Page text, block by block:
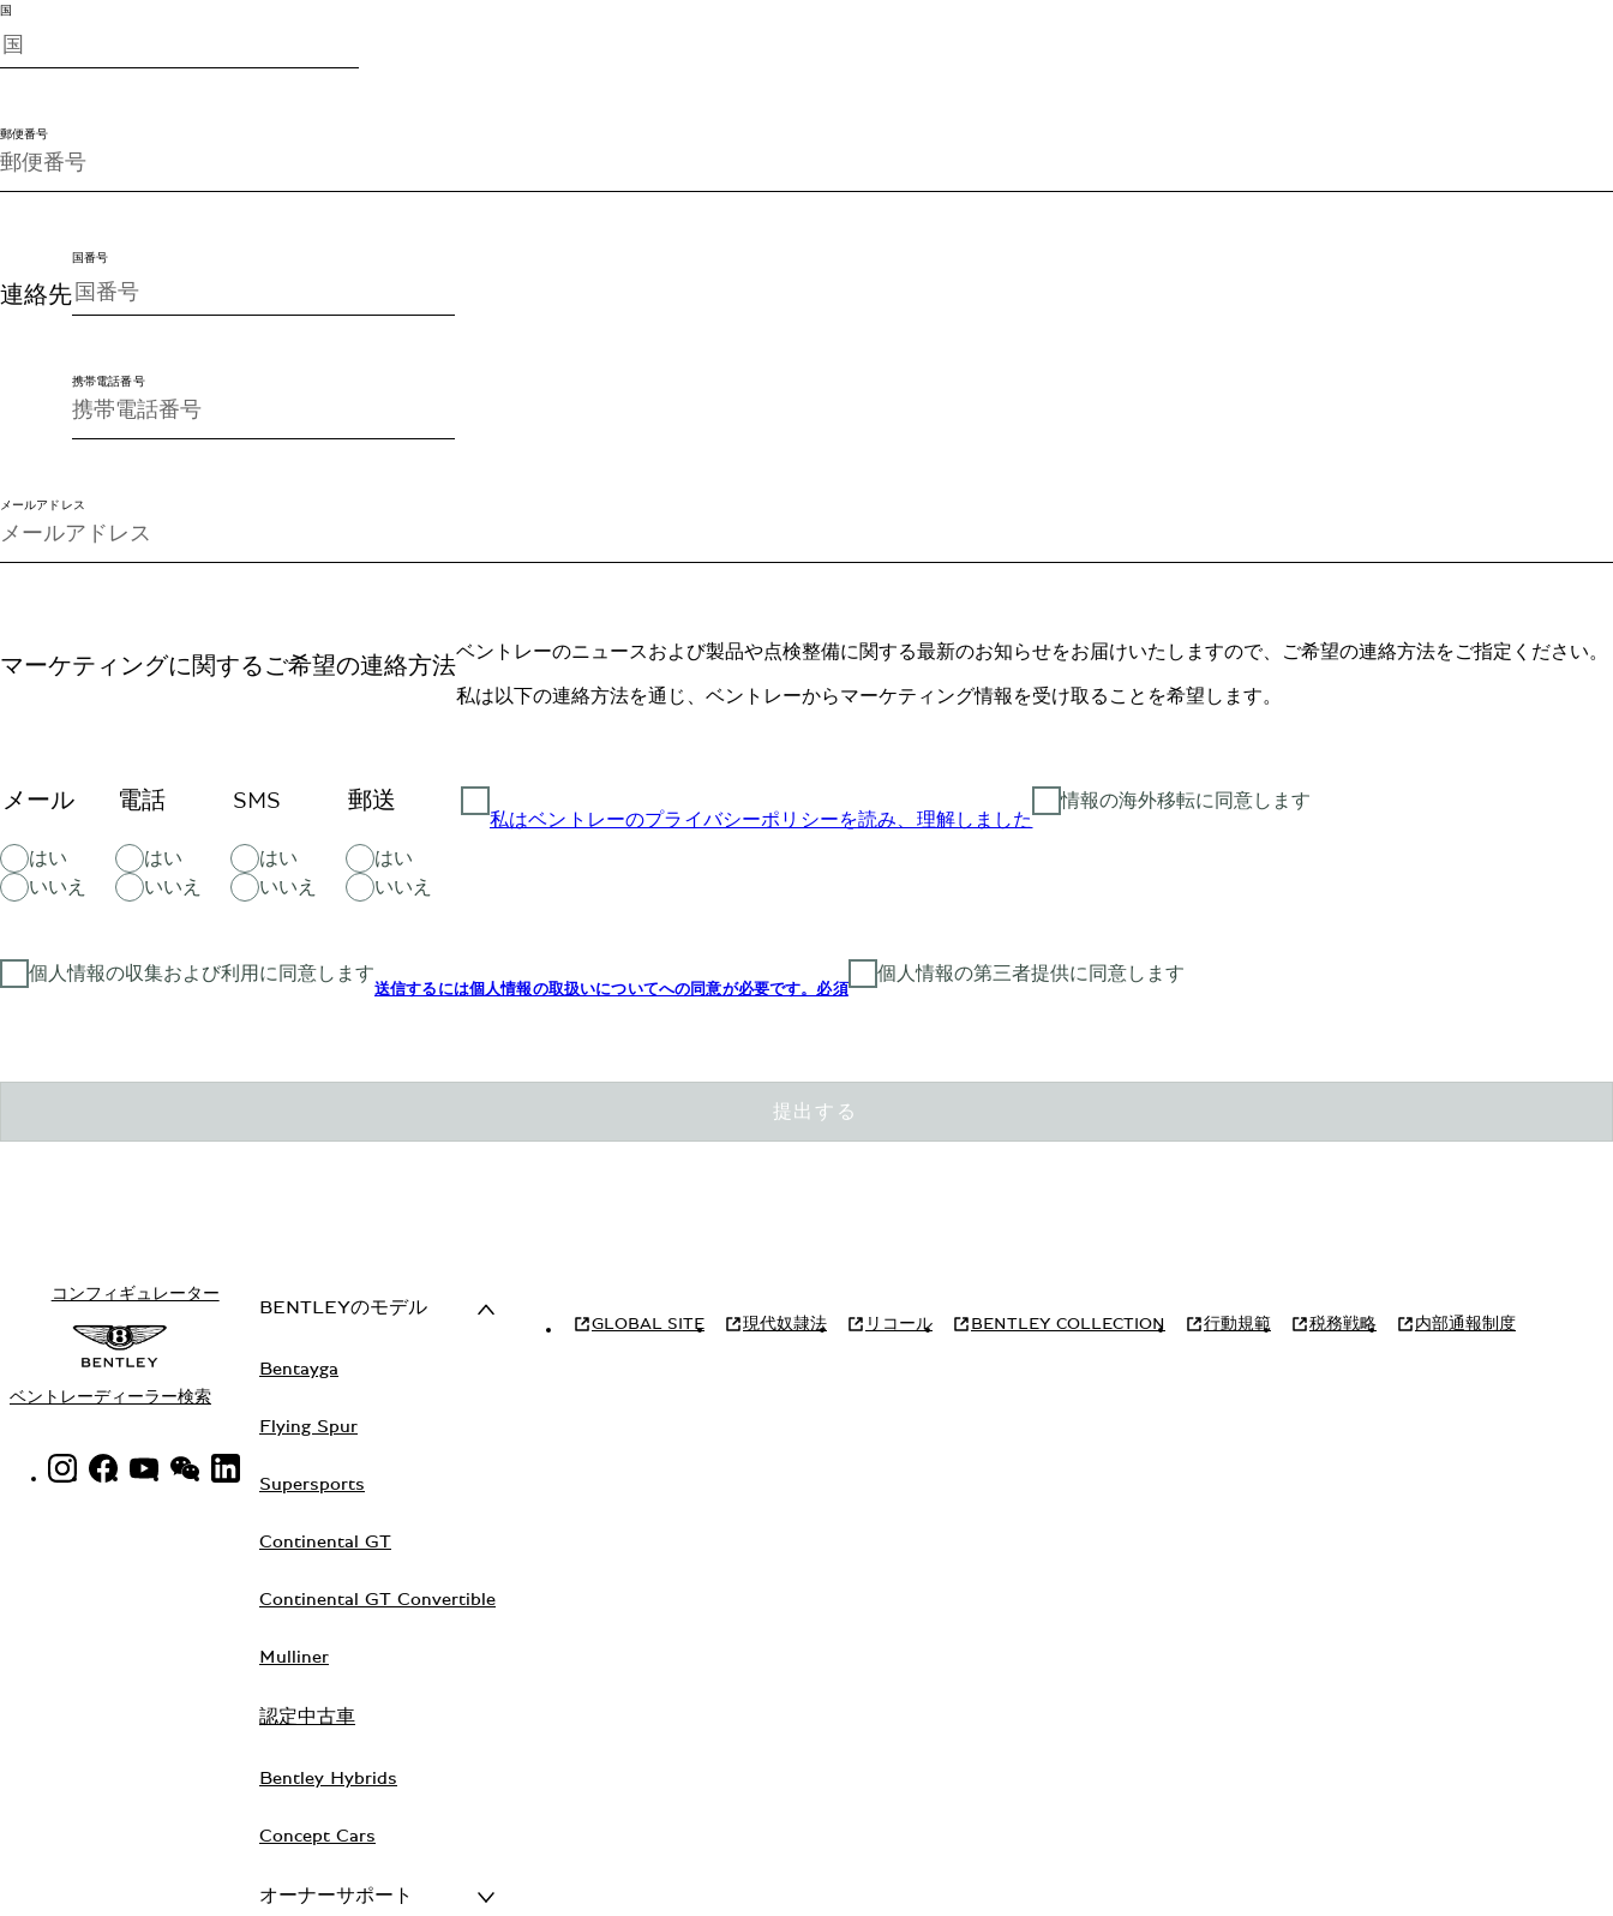
国
郵便番号
連絡先
国番号
携帯電話番号
メールアドレス
マーケティングに関するご希望の連絡方法
ベントレーのニュースおよび製品や点検整備に関する最新のお知らせをお届けいたしますので、ご希望の連絡方法をご指定ください。
私は以下の連絡方法を通じ、ベントレーからマーケティング情報を受け取ることを希望します。
メール
はい
いいえ
電話
はい
いいえ
SMS
はい
いいえ
郵送
はい
いいえ
私はベントレーのプライバシーポリシーを読み、理解しました
情報の海外移転に同意します
個人情報の収集および利用に同意します
送信するには個人情報の取扱いについてへの同意が必要です。必須
個人情報の第三者提供に同意します
提出する
コンフィギュレーター
ベントレーディーラー検索
INSTAGRAM LOGO"
FACEBOOK LOGO"
YOUTUBE LOGO"
WECHAT LOGO"
BENTLEYのモデル
Bentayga
Flying Spur
Supersports
Continental GT
Continental GT Convertible
Mulliner
認定中古車
Bentley Hybrids
Concept Cars
オーナーサポート
GLOBAL SITE 現代奴隷法 リコール BENTLEY COLLECTION 行動規範 税務戦略 内部通報制度